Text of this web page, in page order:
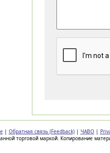
| Обратная связь (Feedback) | ЧАВО |
торговой маркой. Копирование